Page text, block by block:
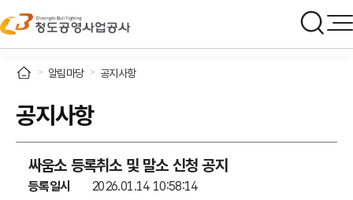
알림마당 공지사항
공지사항
싸움소 등록취소 및 말소 신청 공지
등록일시
2026.01.14 10:58:14